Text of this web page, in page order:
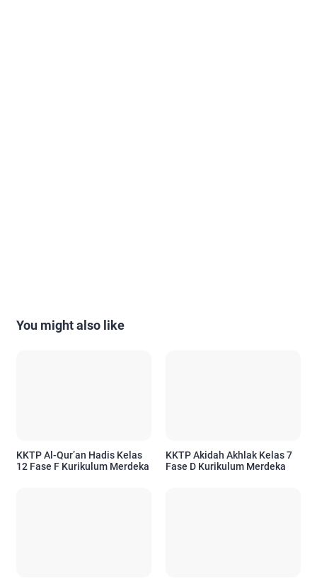
You might also like
KKTP Al-Qur’an Hadis Kelas
12 Fase F Kurikulum Merdeka
KKTP Akidah Akhlak Kelas 7
Fase D Kurikulum Merdeka